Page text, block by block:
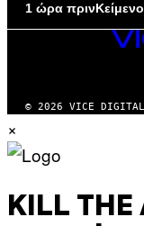
1 ώρα πρινΚείμενο
VICE
MEDIA
© 2026 VICE
×
KILL THE